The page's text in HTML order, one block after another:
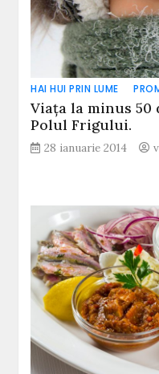
HAI HUI PRIN LUME
Viaţa la minus
Polul Frigului.
28 ianuarie 2014